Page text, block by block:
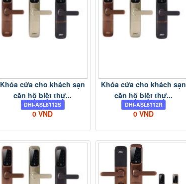
Khóa cửa cho khách sạn
căn hộ biệt thự...
DHI-ASL8112S
0 VND
Khóa cửa cho khách sạn
căn hộ biệt thự...
DHI-ASL8112R
0 VND